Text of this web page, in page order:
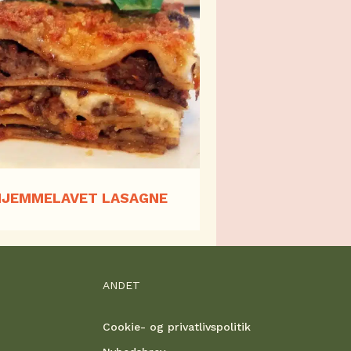
LASAGNE
ANDET
Cookie- og privatlivspolitik